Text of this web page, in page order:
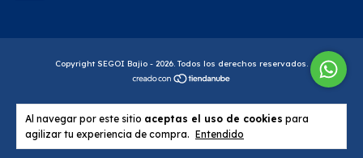
Al navegar por este sitio aceptas el uso de cookies para
agilizar tu experiencia de compra. Entendido
Copyright SEGOI Bajio - 2026. Todos los derechos reservados.